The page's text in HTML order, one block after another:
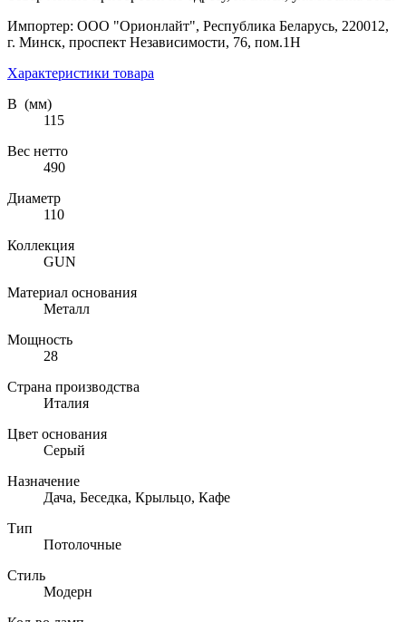
Импортер: ООО "Орионлайт", Республика Беларусь, 220012,
г. Минск, проспект Независимости, 76, пом.1Н
Характеристики товара
В (мм)
115
Вес нетто
490
Диаметр
110
Коллекция
GUN
Материал основания
Металл
Мощность
28
Страна производства
Италия
Цвет основания
Серый
Назначение
Дача, Беседка, Крыльцо, Кафе
Тип
Потолочные
Стиль
Модерн